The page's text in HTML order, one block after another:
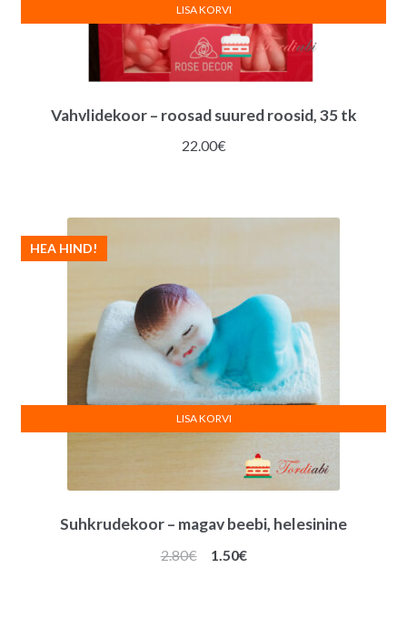
Vahvlidekoor – roosad suured roosid, 35 tk
22.00€
LISA KORVI
Suhkrudekoor – magav beebi, helesinine
HEA HIND!
2.80€
Algne
1.50€Praegune
LISA KORVI